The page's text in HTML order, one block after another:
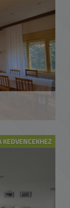
KEDVENCEKHEZ